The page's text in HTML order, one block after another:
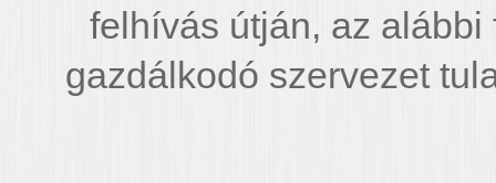
felhívás útján, az
gazdálkodó szervezet